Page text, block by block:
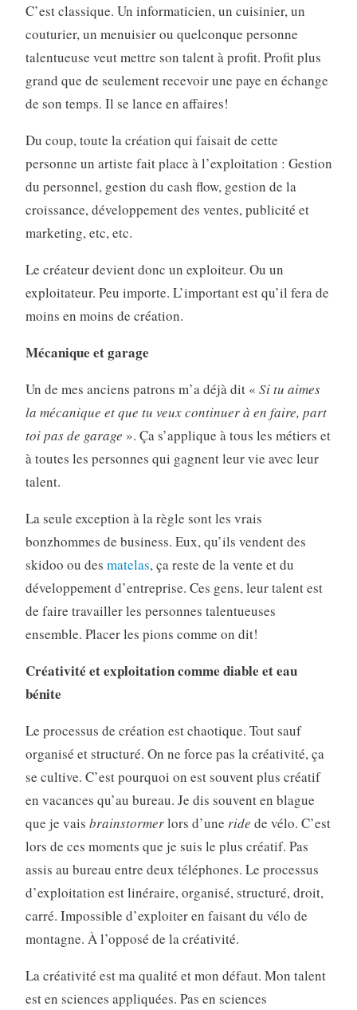
C’est classique. Un informaticien, un cuisinier, un
couturier, un menuisier ou quelconque personne
talentueuse veut mettre son talent à profit. Profit plus
grand que de seulement recevoir une paye en échange
de son temps. Il se lance en affaires!
Du coup, toute la création qui faisait de cette
personne un artiste fait place à l’exploitation : Gestion
du personnel, gestion du cash flow, gestion de la
croissance, développement des ventes, publicité et
marketing, etc, etc.
Le créateur devient donc un exploiteur. Ou un
exploitateur. Peu importe. L’important est qu’il fera de
moins en moins de création.
Mécanique et garage
Un de mes anciens patrons m’a déjà dit « Si tu aimes
la mécanique et que tu veux continuer à en faire, part
toi pas de garage ». Ça s’applique à tous les métiers et
à toutes les personnes qui gagnent leur vie avec leur
talent.
La seule exception à la règle sont les vrais
bonzhommes de business. Eux, qu’ils vendent des
skidoo ou des matelas, ça reste de la vente et du
développement d’entreprise. Ces gens, leur talent est
de faire travailler les personnes talentueuses
ensemble. Placer les pions comme on dit!
Créativité et exploitation comme diable et eau
bénite
Le processus de création est chaotique. Tout sauf
organisé et structuré. On ne force pas la créativité, ça
se cultive. C’est pourquoi on est souvent plus créatif
en vacances qu’au bureau. Je dis souvent en blague
que je vais brainstormerlors d’une ride de vélo. C’est
lors de ces moments que je suis le plus créatif. Pas
assis au bureau entre deux téléphones. Le processus
d’exploitation est linéraire, organisé, structuré, droit,
carré. Impossible d’exploiter en faisant du vélo de
montagne. À l’opposé de la créativité.
La créativité est ma qualité et mon défaut. Mon talent
est en sciences appliquées. Pas en sciences